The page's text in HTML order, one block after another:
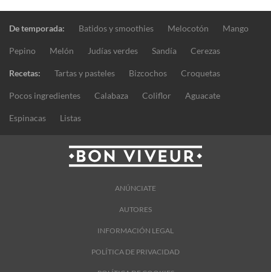
De temporada: Batidos y smoothies Melocotón Mango
Pepino Melón Judías verdes Sandía Cerezas
Recetas: Tartas y pasteles Bizcochos Croquetas
Pocos ingredientes Calabaza Coliflor Aguacate
Espinacas Listas
ANÚNCIATE
AUTORES
INFORMACIÓN LEGAL
POLÍTICA DE PRIVACIDAD